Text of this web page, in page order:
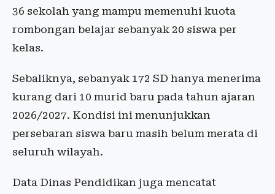
36 sekolah yang mampu memenuhi kuota
rombongan belajar sebanyak 20 siswa per
kelas.
Sebaliknya, sebanyak 172 SD hanya menerima
kurang dari 10 murid baru pada tahun ajaran
2026/2027. Kondisi ini menunjukkan
persebaran siswa baru masih belum merata di
seluruh wilayah.
Data Dinas Pendidikan juga mencatat